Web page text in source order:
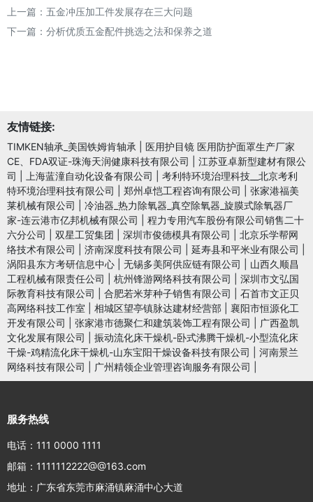
上一篇： 五金冲压加工件发展存在三大问题
下一篇： 分析优质五金配件挑选之法和保养之道
友情链接:
TIMKEN轴承_美国铁姆肯轴承
医用护目镜 医用防护面罩生产厂家
CE、FDA双证-珠海天润健康科技有限公司
江苏亚卓新型建材有限公
司
上海蓝潼自动化设备有限公司
考利特环境治理科技__北京考利
特环境治理科技有限公司
郑州卓恺工程咨询有限公司
张家港福美
莱机械有限公司
冷油器_热力除氧器_真空除氧器_旋膜式除氧器厂
家-连云港市亿邦机械有限公司
程力专用汽车股份有限公司销售二十
六分公司
双星工贸集团 深圳市俊德模具有限公司
北京乐学帮网
络技术有限公司
济南深度科技有限公司 延寿县和平米业有限公司
涡阳县东方考研信息中心
无锡多美阿供应链有限公司
山西久顺昌
工程机械有限责任公司
杭州锋游网络科技有限公司
深圳市文弘国
际教育科技有限公司
合肥若米芽种子销售有限公司
石首市文正贝
高网络科技工作室
相城区望亭镇脉达建材经营部
襄阳市恒源化工
开发有限公司
张家港市德聚仁和建筑装饰工程有限公司
广西盈凯
文化发展有限公司
振动流化床干燥机-卧式沸腾干燥机-小型流化床
干燥-鸡精流化床干燥机-山东宝阳干燥设备科技有限公司
河南景兰
网络科技有限公司
广州精领企业管理咨询服务有限公司
服务热线
电话：111 0000 1111
邮箱：1111112222@@163.com
地址：广东省东莞市麻涌镇麻涌中心大道